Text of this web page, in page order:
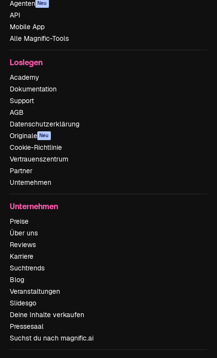
Agenten Neu
API
Mobile App
Alle Magnific-Tools
Loslegen
Academy
Dokumentation
Support
AGB
Datenschutzerklärung
Originale Neu
Cookie-Richtlinie
Vertrauenszentrum
Partner
Unternehmen
Unternehmen
Preise
Über uns
Reviews
Karriere
Suchtrends
Blog
Veranstaltungen
Slidesgo
Deine Inhalte verkaufen
Pressesaal
Suchst du nach magnific.ai